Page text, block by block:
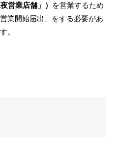
営業店舗」）
を営業するため
業開始届出」をする必要があ
。